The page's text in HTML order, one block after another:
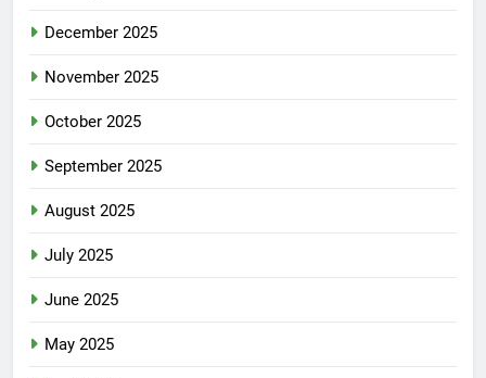
December 2025
November 2025
October 2025
September 2025
August 2025
July 2025
June 2025
May 2025